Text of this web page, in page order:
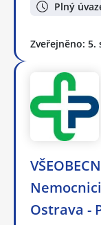
Plný
Zveřejněno: 5.
Ostrava -